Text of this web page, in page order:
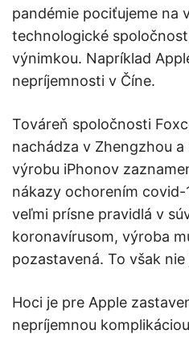
pandémie pociťujeme na
technologické
výnimkou. Napríklad
nepríjemnosti v Číne.
Továreň spoločnosti
nachádza v Zhengzhou a
výrobu iPhonov
nákazy ochorením covid-
veľmi prísne pravidlá v
koronavírusom, výroba
pozastavená. To však
Hoci je pre Apple
nepríjemnou